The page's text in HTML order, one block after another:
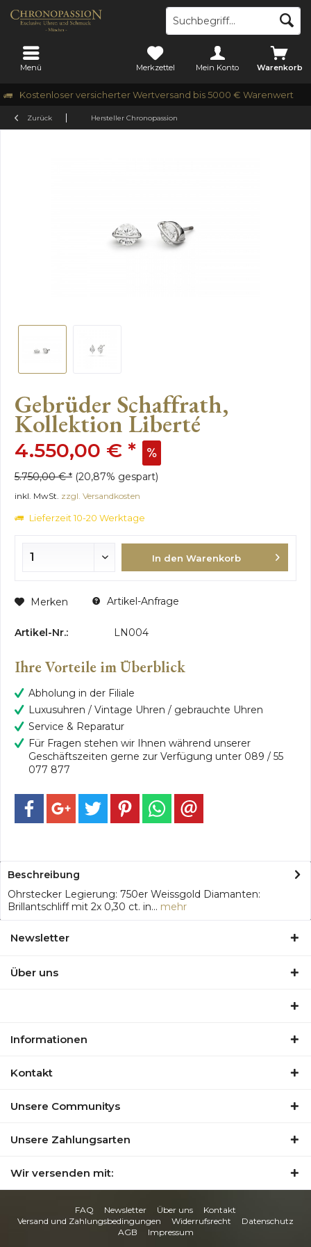
Kostenloser versicherter Wertversand bis 5000 € Warenwert
Menü Warenkorb
Merkzettel Mein Konto
Zurück Hersteller Chronopassion
Gebrüder Schaffrath,
Kollektion Liberté
4.550,00 € *
5.750,00 € * (20,87% gespart)
inkl. MwSt. zzgl. Versandkosten
Lieferzeit 10-20 Werktage
In den Warenkorb
Merken Artikel-Anfrage
Artikel-Nr.: LN004
Ihre Vorteile im Überblick
Abholung in der Filiale
Luxusuhren / Vintage Uhren / gebrauchte Uhren
Service & Reparatur
Für Fragen stehen wir Ihnen während unserer
Geschäftszeiten gerne zur Verfügung unter 089 / 55
077 877
Beschreibung
Ohrstecker Legierung: 750er Weissgold Diamanten:
Brillantschliff mit 2x 0,30 ct. in... mehr
Newsletter
Über uns
Informationen
Kontakt
Unsere Communitys
Unsere Zahlungsarten
Wir versenden mit:
FAQ Newsletter Über uns
Kontakt
Versand und Zahlungsbedingungen
Widerrufsrecht
Datenschutz
AGB
Impressum